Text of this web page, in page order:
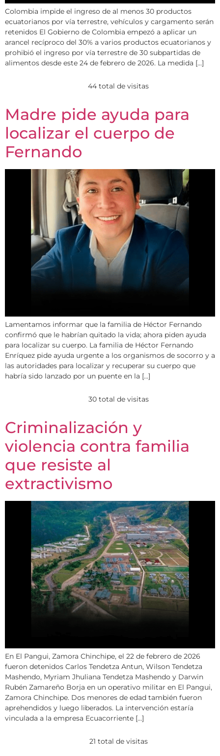
Colombia impide el ingreso de al menos 30 productos
ecuatorianos por vía terrestre, vehículos y cargamento serán
retenidos El Gobierno de Colombia empezó a aplicar un
arancel recíproco del 30% a varios productos ecuatorianos y
prohibió el ingreso por vía terrestre de 30 subpartidas de
alimentos desde este 24 de febrero de 2026. La medida […]
44 total de visitas
Madre pide ayuda para
localizar el cuerpo de
Fernando
Lamentamos informar que la familia de Héctor Fernando
confirmó que le habrían quitado la vida; ahora piden ayuda
para localizar su cuerpo. La familia de Héctor Fernando
Enríquez pide ayuda urgente a los organismos de socorro y a
las autoridades para localizar y recuperar su cuerpo que
habría sido lanzado por un puente en la […]
30 total de visitas
Criminalización y
violencia contra familia
que resiste al
extractivismo
En El Pangui, Zamora Chinchipe, el 22 de febrero de 2026
fueron detenidos Carlos Tendetza Antun, Wilson Tendetza
Mashendo, Myriam Jhuliana Tendetza Mashendo y Darwin
Rubén Zamareño Borja en un operativo militar en El Pangui,
Zamora Chinchipe. Dos menores de edad también fueron
aprehendidos y luego liberados. La intervención estaría
vinculada a la empresa Ecuacorriente […]
21 total de visitas